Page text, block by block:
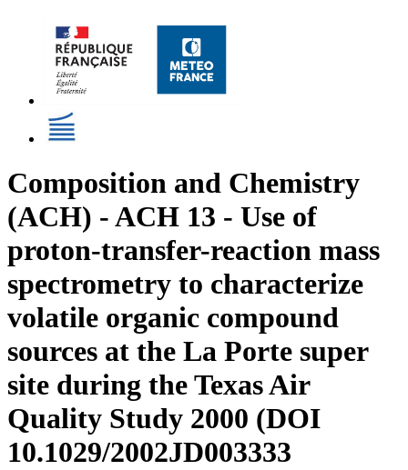
Composition and Chemistry
(ACH) - ACH 13 - Use of
proton-transfer-reaction mass
spectrometry to characterize
volatile organic compound
sources at the La Porte super
site during the Texas Air
Quality Study 2000 (DOI
10.1029/2002JD003333